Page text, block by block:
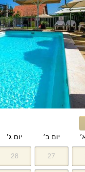
יום ב׳ יום ג׳
27
28